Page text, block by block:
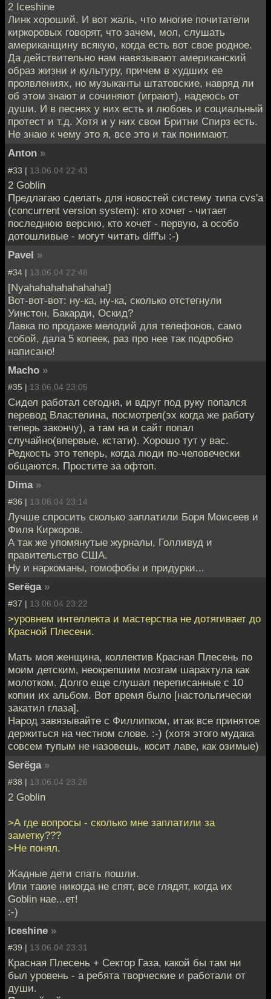
2 Iceshine
Линк хороший. И вот жаль, что многие почитатели
киркоровых говорят, что зачем, мол, слушать
американщину всякую, когда есть вот свое родное.
Да действительно нам навязывают американский
образ жизни и культуру, причем в худших ее
проявлениях, но музыканты штатовские, навряд ли
об этом знают и сочиняют (играют), надеюсь от
души. И в песнях у них есть и любовь и социальный
протест и т.д. Хотя и у них свои Бритни Спирз есть.
Не знаю к чему это я, все это и так понимают.
Anton »
#33 | 13.06.04 22:43
2 Goblin
Предлагаю сделать для новостей систему типа cvs'а
(concurrent version system): кто хочет - читает
последнюю версию, кто хочет - первую, а особо
дотошливые - могут читать diff'ы :-)
Pavel »
#34 | 13.06.04 22:48
[Nyahahahahahahaha!]
Вот-вот-вот: ну-ка, ну-ка, сколько отстегнули
Уинстон, Бакарди, Оскид?
Лавка по продаже мелодий для телефонов, само
собой, дала 5 копеек, раз про нее так подробно
написано!
Macho »
#35 | 13.06.04 23:05
Сидел работал сегодня, и вдруг под руку попался
перевод Властелина, посмотрел(эх когда же работу
теперь закончу), а там на и сайт попал
случайно(впервые, кстати). Хорошо тут у вас.
Редкость это теперь, когда люди по-человечески
общаются. Простите за офтоп.
Dima »
#36 | 13.06.04 23:14
Лучше спросить сколько заплатили Боря Моисеев и
Филя Киркоров.
А так же упомянутые журналы, Голливуд и
правительство США.
Ну и наркоманы, гомофобы и придурки...
Serёga »
#37 | 13.06.04 23:22
>уровнем интеллекта и мастерства не дотягивает до
Красной Плесени.
Мать моя женщина, коллектив Красная Плесень по
моим детским, неокрепшим мозгам шарахтула как
молотком. Долго еще слушал переписанные с 10
копии их альбом. Вот время было [настольгически
закатил глаза].
Народ завязывайте с Филлипком, итак все принятое
держиться на честном слове. :-) (хотя этого мудака
совсем тупым не назовешь, косит лаве, как озимые)
Serёga »
#38 | 13.06.04 23:26
2 Goblin
>А где вопросы - сколько мне заплатили за
заметку???
>Не понял.
Жадные дети спать пошли.
Или такие никогда не спят, все глядят, когда их
Goblin нае...ет!
:-)
Iceshine »
#39 | 13.06.04 23:31
Красная Плесень + Сектор Газа, какой бы там ни
был уровень - а ребята творческие и работали от
души.